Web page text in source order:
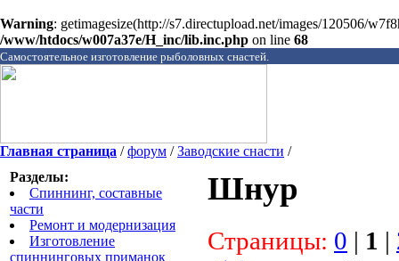
Warning: getimagesize(http://s7.directupload.net/images/120506/
/www/htdocs/w007a37e/H_inc/lib.inc.php on line 68
Самостоятельное изготовление рыболовных снастей.
Главная страница /форум /Заводские снасти /
Разделы:
Спиннинг, составные
части
Ремонт и модернизация
Изготовление
спиннинговых приманок
Шнур
Страницы: 0 | 1 |